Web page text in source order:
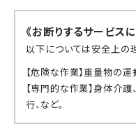
《お断りするサービス
以下については安全上の
【危険な作業】重量物の運
【専門的な作業】身体介護
行、など。